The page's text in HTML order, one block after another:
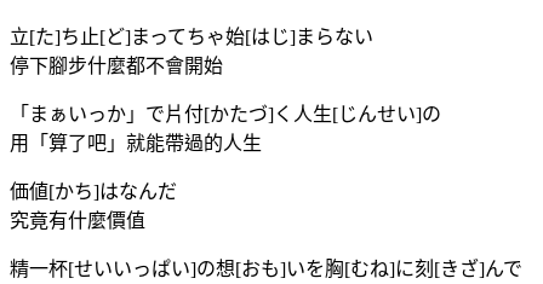
立[た]ち止[ど]まってちゃ始[はじ]まらない
停下腳步什麼都不會開始
「まぁいっか」で片付[かたづ]く人生[じんせい]の
用「算了吧」就能帶過的人生
価値[かち]はなんだ
究竟有什麼價值
精一杯[せいいっぱい]の想[おも]いを胸[むね]に刻[きざ]んで